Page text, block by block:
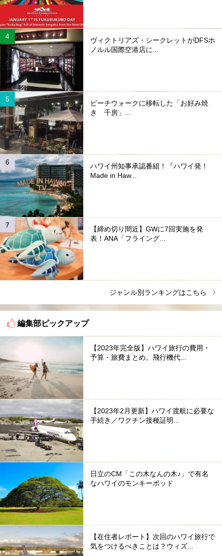
ヴィクトリアズ・シークレットがDFSホ
ノルル国際空港店に...
ビーチウォークに移転した「お好み焼
き 千房」...
ハワイ州知事承認番組！『ハワイ発！
Made in Haw...
【締め切り間近】GWに7回実施を発
表！ANA「フライング...
ジャンル別ランキングはこちら
編集部ピックアップ
【2023年完全版】ハワイ旅行の費用・
予算・旅費まとめ。飛行機代...
【2023年2月更新】ハワイ渡航に必要な
手続き／ワクチン接種証明...
日立のCM「この木なんの木♪」で有名
なハワイのモンキーポッド
【在住者レポート】次回のハワイ旅行で
気をつけるべきことは？ウィズ...